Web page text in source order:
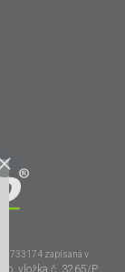
31733174 zapísaná v
vložka č. 3265/P,